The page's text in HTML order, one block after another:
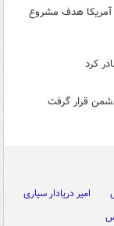
آمریکا هدف مشروع
کرد
قرار گرفت
امیر دریادار سیاری